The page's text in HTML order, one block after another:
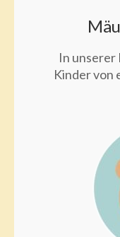
In unserer
Kinder von